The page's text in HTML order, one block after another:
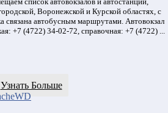
Воронежской и Курской областях, с
связана автобусным маршрутами. Автовокзал
+7 (4722) 34-02-72, справочная: +7 (4722) ...
Узнать Больше